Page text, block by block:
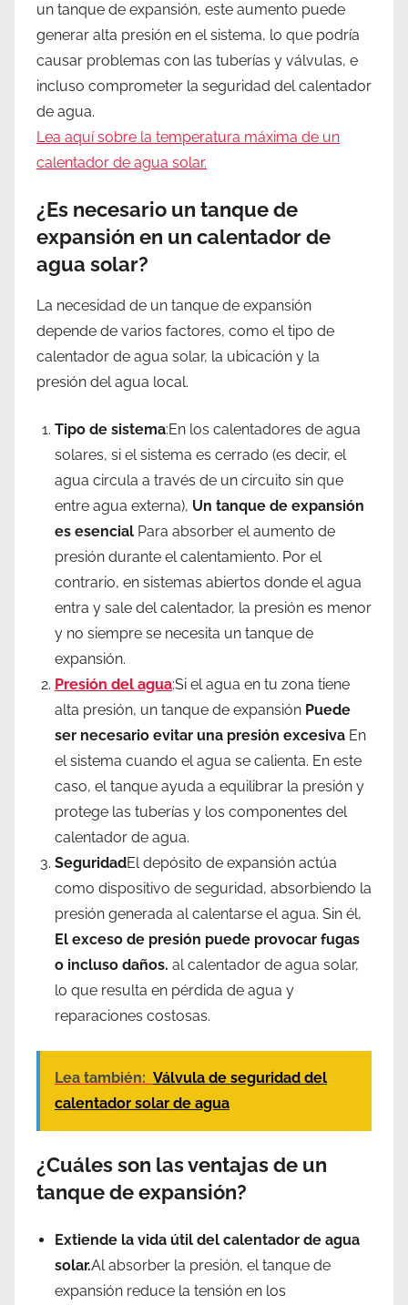
un tanque de expansión, este aumento puede
generar alta presión en el sistema, lo que podría
causar problemas con las tuberías y válvulas, e
incluso comprometer la seguridad del calentador
de agua.
Lea aquí sobre la temperatura máxima de un
calentador de agua solar.
¿Es necesario un tanque de
expansión en un calentador de
agua solar?
La necesidad de un tanque de expansión
depende de varios factores, como el tipo de
calentador de agua solar, la ubicación y la
presión del agua local.
Tipo de sistema:En los calentadores de agua
solares, si el sistema es cerrado (es decir, el
agua circula a través de un circuito sin que
entre agua externa), Un tanque de expansión
es esencial Para absorber el aumento de
presión durante el calentamiento. Por el
contrario, en sistemas abiertos donde el agua
entra y sale del calentador, la presión es menor
y no siempre se necesita un tanque de
expansión.
Presión del agua:Si el agua en tu zona tiene
alta presión, un tanque de expansión Puede
ser necesario evitar una presión excesiva En
el sistema cuando el agua se calienta. En este
caso, el tanque ayuda a equilibrar la presión y
protege las tuberías y los componentes del
calentador de agua.
SeguridadEl depósito de expansión actúa
como dispositivo de seguridad, absorbiendo la
presión generada al calentarse el agua. Sin él,
El exceso de presión puede provocar fugas
o incluso daños. al calentador de agua solar,
lo que resulta en pérdida de agua y
reparaciones costosas.
Lea también: Válvula de seguridad del
calentador solar de agua
¿Cuáles son las ventajas de un
tanque de expansión?
Extiende la vida útil del calentador de agua
solar.Al absorber la presión, el tanque de
expansión reduce la tensión en los